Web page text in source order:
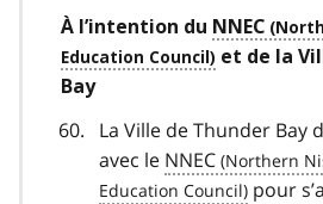
À l’intention du NNEC
et de la
Bay
La Ville de Thunder Bay
avec le NNEC
pour